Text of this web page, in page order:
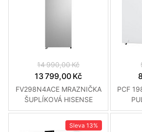
14 990,00 Kč
13 799,00 Kč
FV298N4ACE MRAZNIČKA
ŠUPLÍKOVÁ HISENSE
PCF
Sleva 13%